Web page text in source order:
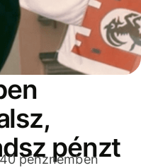
pénzt
pénznemben